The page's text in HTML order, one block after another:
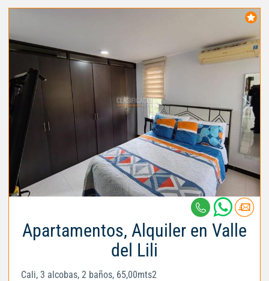
Apartamentos, Alquiler en Valle
del Lili
Cali, 3 alcobas, 2 baños, 65,00mts2